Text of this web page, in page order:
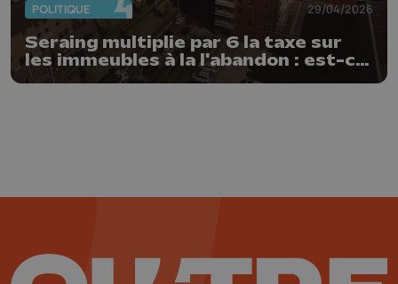
POLITIQUE 29/04/2026
Seraing multiplie par 6 la taxe sur
les immeubles à la l'abandon : est-ce
un succès ?